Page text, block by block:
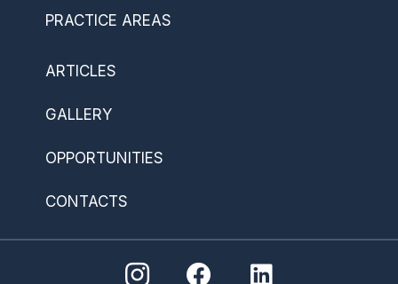
PRACTICE AREAS
ARTICLES
GALLERY
OPPORTUNITIES
CONTACTS